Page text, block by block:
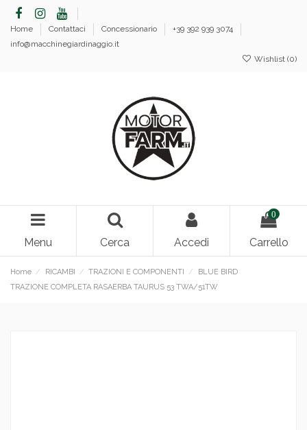
Home Contattaci Concessionario
+39 392 939 3074
info@macchinegiardinaggio.it
Wishlist (0)
Menu Cerca Accedi
0
Carrello
Home RICAMBI TRAZIONI E COMPONENTI
BLUE BIRD
TRAZIONE COMPLETA RASAERBA TAURUS 53 TWA/51TW